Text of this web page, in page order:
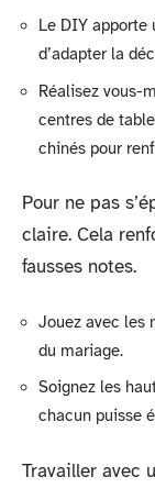
Le DIY apporte
d’adapter la
Réalisez vous-
centres de
chinés pour
Pour ne pas
claire. Cela
fausses notes.
Jouez avec les
du mariage.
Soignez les
chacun puisse
Travailler avec